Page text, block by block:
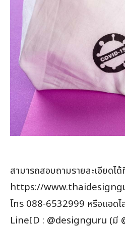
สามารถสอบถามรายละเอียดได้
https://
โทร 088-6532999 หรือแอดไ
LineID : @designguru (มี